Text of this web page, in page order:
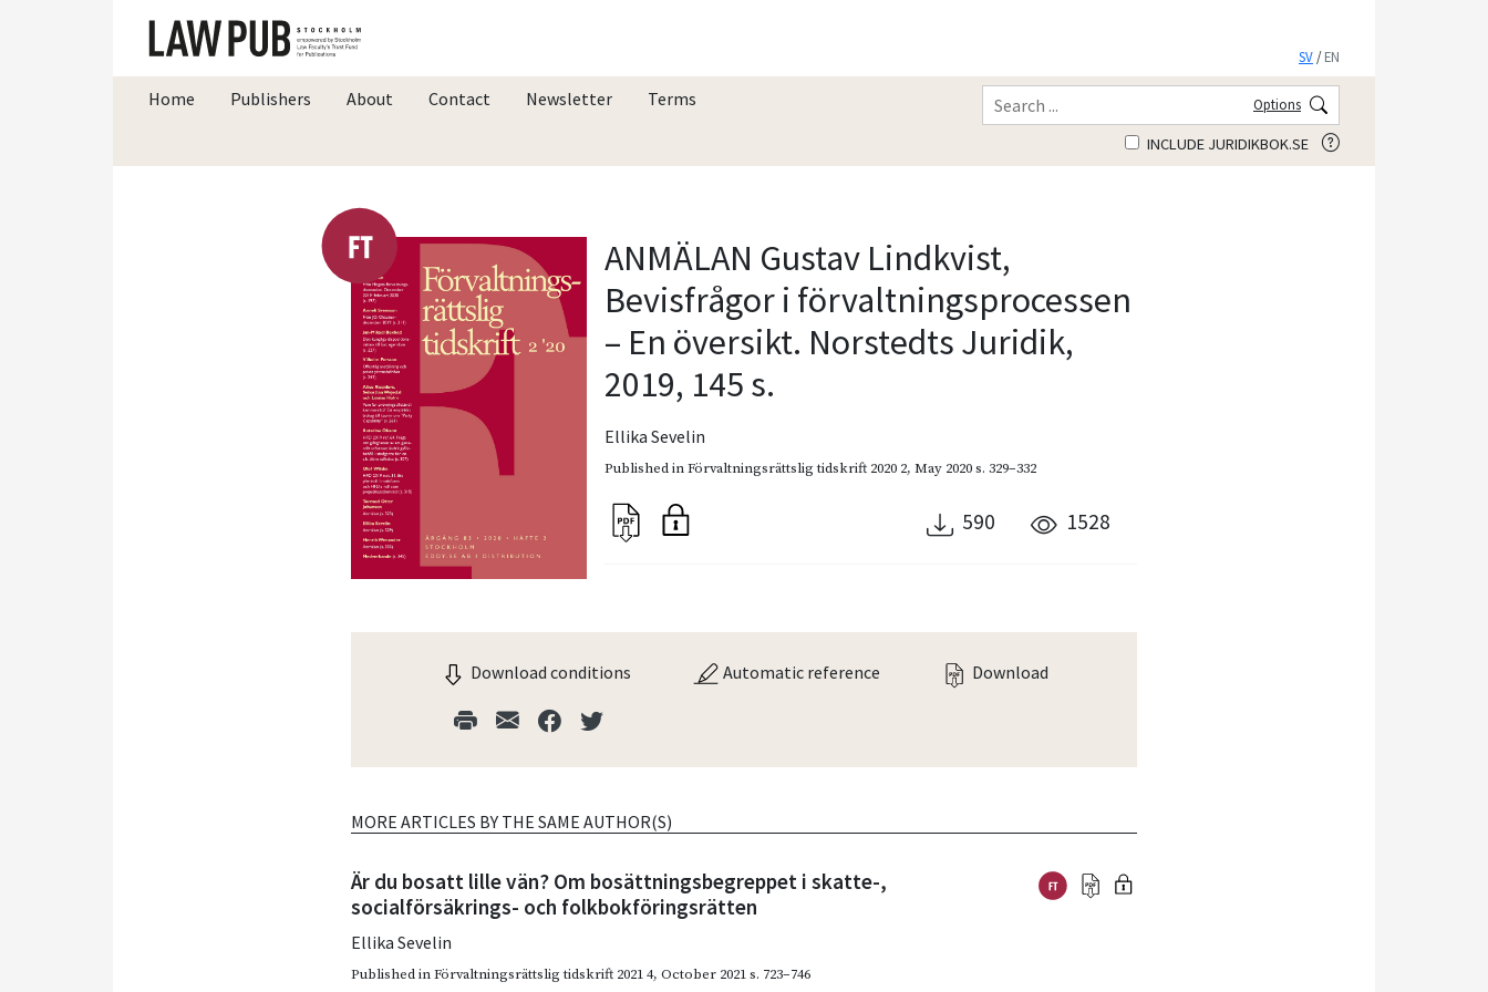
SV /EN
Home Publishers About Contact Newsletter Terms Options
INCLUDE JURIDIKBOK.SE
ANMÄLAN Gustav Lindkvist,
Bevisfrågor i förvaltningsprocessen
– En översikt. Norstedts Juridik,
2019, 145 s.
Ellika Sevelin
Published inFörvaltningsrättslig tidskrift 2020 2,May 2020s. 329–332
590 1528
Download conditions Automatic reference Download
MORE ARTICLES BY THE SAME AUTHOR(S)
Är du bosatt lille vän? Om bosättningsbegreppet i skatte-,
socialförsäkrings- och folkbokföringsrätten
Ellika Sevelin
Published inFörvaltningsrättslig tidskrift 2021 4,October 2021 s. 723–746